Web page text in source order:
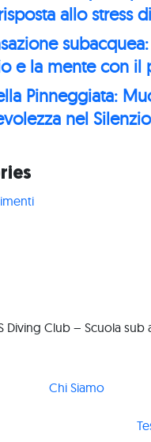
allo stress
e la mente con il
Pinneggiata:
nel
Diving Club – Scuola sub
Chi Siamo